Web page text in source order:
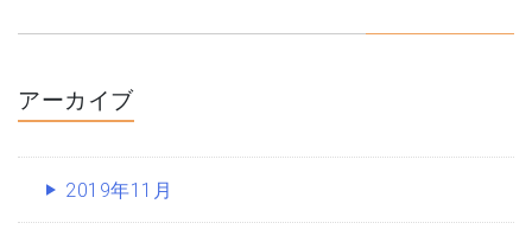
アーカイブ
2019年11月